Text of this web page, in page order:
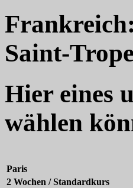
Saint-
Hier eines
wählen
Paris
2 Wochen / Standardkurs